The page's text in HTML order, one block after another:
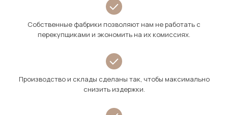
Собственные фабрики позволяют нам не работать с
перекупщиками и экономить на их комиссиях.
Производство и склады сделаны так, чтобы максимально
снизить издержки.